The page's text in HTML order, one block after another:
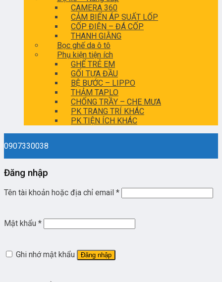
CAMERA 360
CẢM BIẾN ÁP SUẤT LỐP
CỐP ĐIỆN – ĐÁ CỐP
THANH GIẰNG
Bọc ghế da ô tô
Phụ kiện tiện ích
GHẾ TRẺ EM
GỐI TỰA ĐẦU
BỆ BƯỚC – LIPPO
THẢM TAPLO
CHỐNG TRẦY – CHE MƯA
PK TRANG TRÍ KHÁC
PK TIỆN ÍCH KHÁC
0907330038
Đăng nhập
Tên tài khoản hoặc địa chỉ email *
Mật khẩu *
Ghi nhớ mật khẩu Đăng nhập